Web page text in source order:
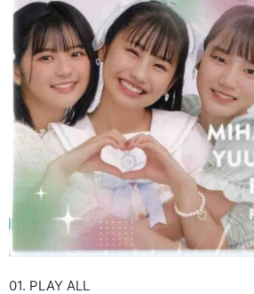
01. PLAY ALL